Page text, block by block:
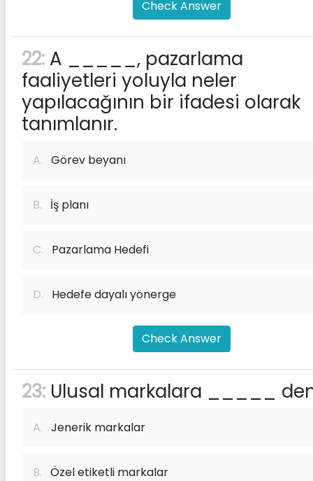
Check Answer
22: A _____, pazarlama
faaliyetleri yoluyla neler
yapılacağının bir ifadesi olarak
tanımlanır.
A. Görev beyanı
B. İş planı
C. Pazarlama Hedefi
D. Hedefe dayalı yönerge
Check Answer
23: Ulusal markalara _____
A. Jenerik markalar
B. Özel etiketli markalar